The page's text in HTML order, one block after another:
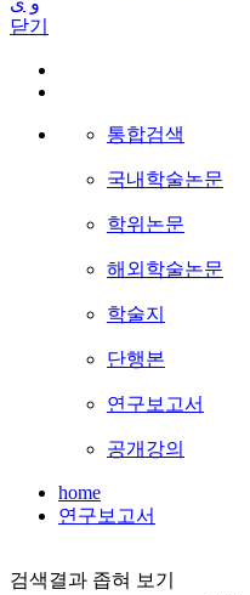
닫기
통합검색
국내학술논문
학위논문
해외학술논문
학술지
단행본
연구보고서
공개강의
home
연구보고서
검색결과 좁혀 보기